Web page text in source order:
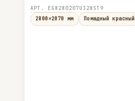
АРТ. EG8280207U328ST9
2800×2070 мм
Помадный красный